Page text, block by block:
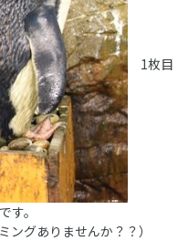
1枚目
す。
グありませんか？？）